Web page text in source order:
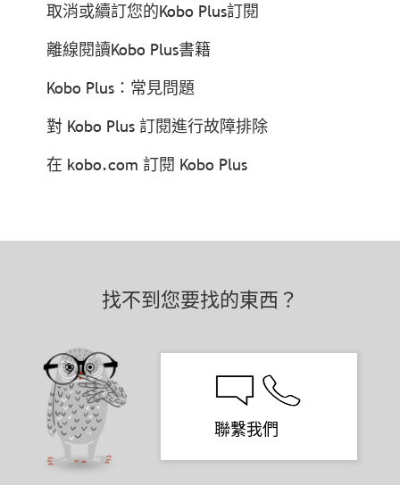
取消或續訂您的Kobo Plus訂閱
離線閱讀Kobo Plus書籍
Kobo Plus：常見問題
對 Kobo Plus 訂閱進行故障排除
在 kobo.com 訂閱 Kobo Plus
找不到您要找的東西？
聯繫我們